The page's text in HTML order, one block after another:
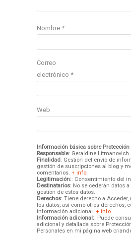
Nombre *
Correo
electrónico *
Web
Información básica sobre Protección
Responsable: Geraldine Litmanovich
Finalidad: Gestión del envío de
gestión de suscripciones al blog y
comentarios. + info
Legitimación:: Consentimiento del
Destinatarios: No se cederán datos
gestión de estos datos.
Derechos: Tiene derecho a
los datos, así como otros derechos,
información adicional. + info
Información adicional:: Puede
adicional y detallada sobre
Personales en mi página web